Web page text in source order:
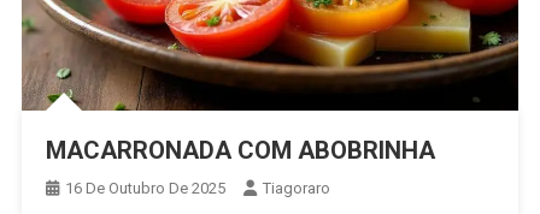
MACARRONADA COM ABOBRINHA
16 De Outubro De 2025 Tiagoraro